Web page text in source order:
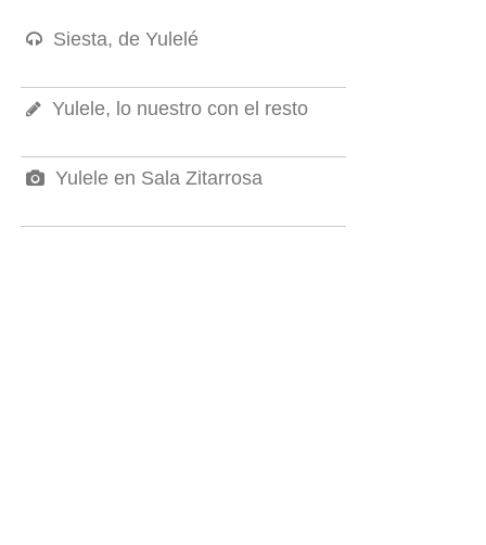
Siesta, de Yulelé
Yulele, lo nuestro con el resto
Yulele en Sala Zitarrosa